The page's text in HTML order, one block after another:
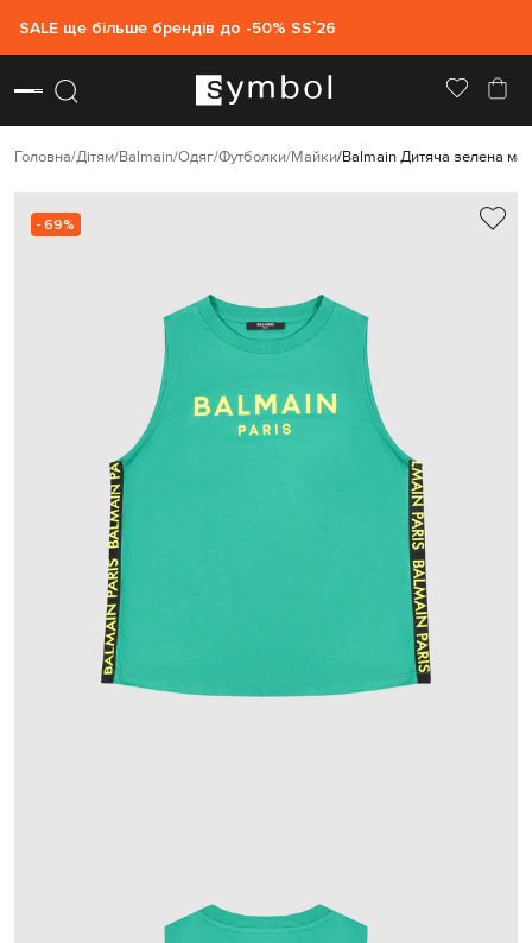
SALE ще більше брендів до -50% SS`26
Головна Дітям Balmain Одяг Футболки Майки Balmain Дитяча зелена
- 69%